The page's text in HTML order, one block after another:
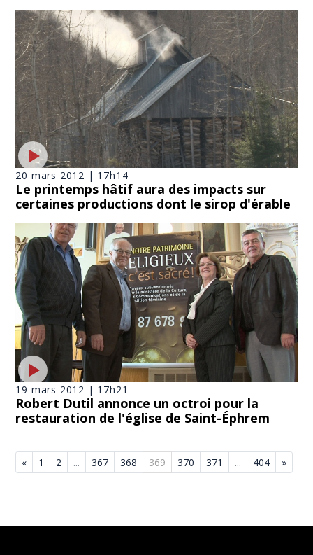
20 mars 2012 | 17h14
Le printemps hâtif aura des impacts sur
certaines productions dont le sirop d'érable
19 mars 2012 | 17h21
Robert Dutil annonce un octroi pour la
restauration de l'église de Saint-Éphrem
« 1 2 ... 367 368 369 370 371 ... 404 »